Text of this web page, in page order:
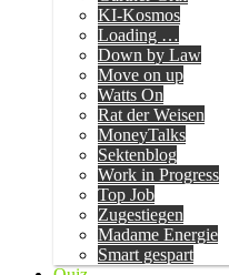
KI-Kosmos
Loading …
Down by Law
Move on up
Watts On
Rat der Weisen
MoneyTalks
Sektenblog
Work in Progress
Top Job
Zugestiegen
Madame Energie
Smart gespart